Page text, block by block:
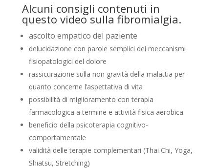
Alcuni consigli contenuti in
questo video sulla fibromialgia.
ascolto empatico del paziente
delucidazione con parole semplici dei meccanismi
fisiopatologici del dolore
rassicurazione sulla non gravità della malattia per
quanto concerne l’aspettativa di vita
possibilità di miglioramento con terapia
farmacologica a termine e attività fisica aerobica
beneficio della psicoterapia cognitivo-
comportamentale
validità delle terapie complementari (Thai Chi, Yoga,
Shiatsu, Stretching)